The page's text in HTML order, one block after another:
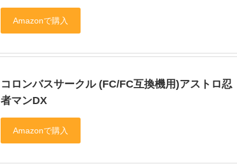
コロンバスサークル (FC/FC互換機用)アストロ忍
者マンDX